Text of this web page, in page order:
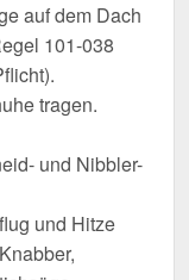
auf dem Dach
101-038
tragen.
und Nibbler-
und Hitze